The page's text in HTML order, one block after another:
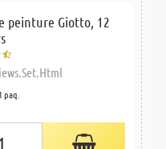
peinture Giotto, 12
1 paq.